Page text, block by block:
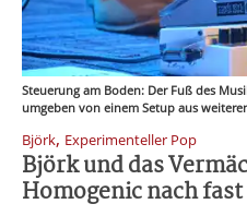
Steuerung am Boden: Der Fuß des
umgeben von einem Setup aus
Björk, Experimenteller Pop
Björk und das
Homogenic nach